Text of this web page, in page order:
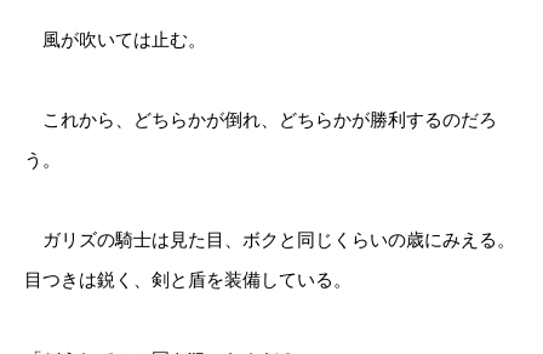
風が吹いては止む。
これから、どちらかが倒れ、どちらかが勝利するのだろ
う。
ガリズの騎士は見た目、ボクと同じくらいの歳にみえる。
目つきは鋭く、剣と盾を装備している。